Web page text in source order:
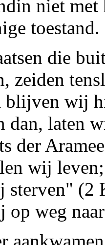
niet met
toestand.
die
zeiden
blijven wij
dan, laten
der
wij
sterven" (2
op weg